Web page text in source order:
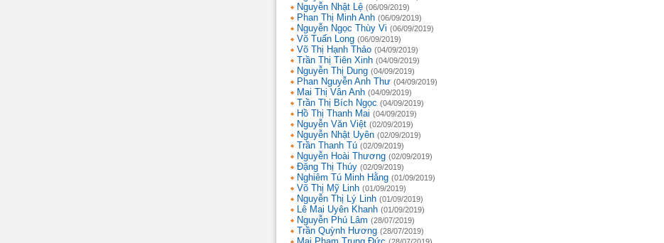
Nguyễn Nhật Lệ (06/09/2019)
Phan Thị Minh Anh (06/09/2019)
Nguyễn Ngọc Thùy Vi (06/09/2019)
Võ Tuấn Long (06/09/2019)
Võ Thị Hạnh Thảo (04/09/2019)
Trần Thị Tiên Xinh (04/09/2019)
Nguyễn Thị Dung (04/09/2019)
Phan Nguyễn Anh Thư (04/09/2019)
Mai Thị Vân Anh (04/09/2019)
Trần Thị Bích Ngọc (04/09/2019)
Hồ Thị Thanh Mai (04/09/2019)
Nguyễn Văn Việt (02/09/2019)
Nguyễn Nhật Uyên (02/09/2019)
Trần Thanh Tú (02/09/2019)
Nguyễn Hoài Thương (02/09/2019)
Đặng Thị Thúy (02/09/2019)
Nghiêm Tú Minh Hằng (01/09/2019)
Võ Thị Mỹ Linh (01/09/2019)
Nguyễn Thị Lý Linh (01/09/2019)
Lê Mai Uyên Khanh (01/09/2019)
Nguyễn Phú Lâm (28/07/2019)
Trần Quỳnh Hương (28/07/2019)